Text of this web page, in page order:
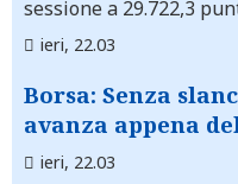
sessione a 29.722,3
ieri, 22.03
Borsa: Senza
avanza appena
ieri, 22.03